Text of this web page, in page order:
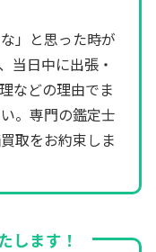
」と思った時が
当日中に出張・
などの理由でま
。専門の鑑定士
取をお約束しま
します！